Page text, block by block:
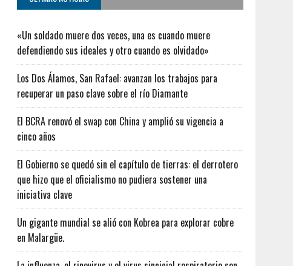
«Un soldado muere dos veces, una es cuando muere
defendiendo sus ideales y otro cuando es olvidado»
Los Dos Álamos, San Rafael: avanzan los trabajos para
recuperar un paso clave sobre el río Diamante
El BCRA renovó el swap con China y amplió su vigencia a
cinco años
El Gobierno se quedó sin el capítulo de tierras: el derrotero
que hizo que el oficialismo no pudiera sostener una
iniciativa clave
Un gigante mundial se alió con Kobrea para explorar cobre
en Malargüe.